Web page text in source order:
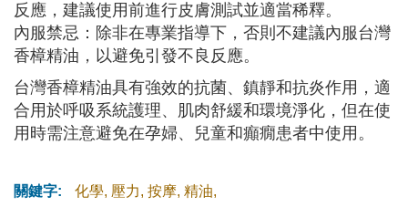
反應，建議使用前進行皮膚測試並適當稀釋。
內服禁忌：除非在專業指導下，否則不建議內服台灣
香樟精油，以避免引發不良反應。
台灣香樟精油具有強效的抗菌、鎮靜和抗炎作用，適
合用於呼吸系統護理、肌肉舒緩和環境淨化，但在使
用時需注意避免在孕婦、兒童和癲癇患者中使用。
關鍵字: 化學, 壓力, 按摩, 精油,